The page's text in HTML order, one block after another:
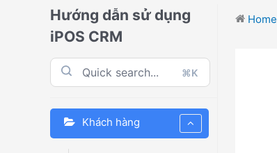
Hướng dẫn sử dụng
iPOS CRM
⌘K
Khách hàng
Home